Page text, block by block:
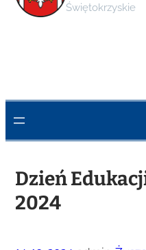
Świętokrzyskie
Dzień
2024